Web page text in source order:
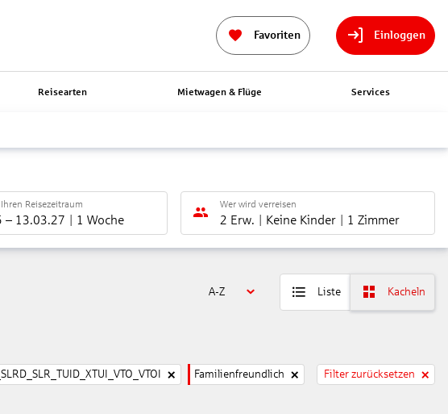
Favoriten Einloggen
Reisearten Mietwagen & Flüge Services
Reisezeitraum
– 13.03.27 1 Woche
Wer wird verreisen
2 Erw. Keine Kinder 1 Zimmer
A-Z Liste Kacheln
Familienfreundlich Filter zurücksetzen